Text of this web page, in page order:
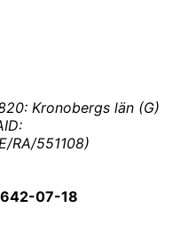
Kronobergs län (G)
RA/551108)
07-18